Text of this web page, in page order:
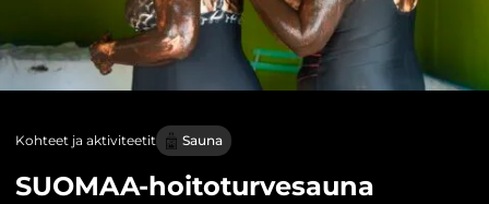
Kohteet ja aktiviteetit Sauna
SUOMAA-hoitoturvesauna